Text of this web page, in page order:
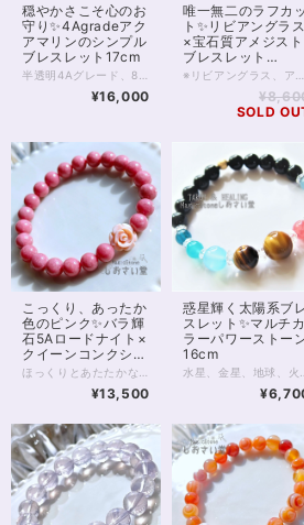
穏やかさこそ心のお
守り✨4Agradeアク
アマリンのシンプル
ブレスレット17cm
¥16,000
唯一無二のラフカッ
ト✨リビアングラス
×宝石質アメジスト
ブレスレット
16.5cm
SOLD
こっくり、あったか
色のピンク✨バラ輝
石5Aロードナイト×
クイーンコンクシェ
ルブレスレット
¥13,500
惑星輝く太陽系ブ
スレット✨マルチカ
ラーパワーストー
16cm